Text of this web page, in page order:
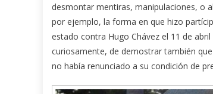
desmontar mentiras, manipulaciones, o
por ejemplo, la forma en que hizo
estado contra Hugo Chávez el 11 de
curiosamente, de demostrar también
no había renunciado a su condición de